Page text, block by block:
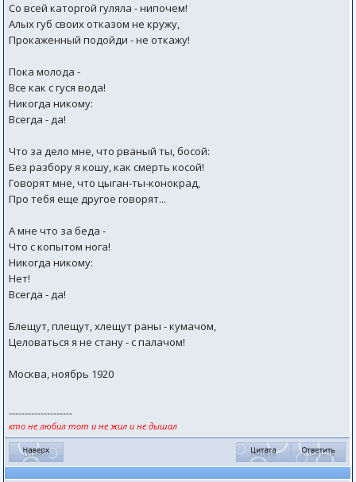
Со всей каторгой гуляла - нипочем!
Алых губ своих отказом не кружу,
Прокаженный подойди - не откажу!
Пока молода -
Все как с гуся вода!
Никогда никому:
Всегда - да!
Что за дело мне, что рваный ты, босой:
Без разбору я кошу, как смерть косой!
Говорят мне, что цыган-ты-конокрад,
Про тебя еще другое говорят...
А мне что за беда -
Что с копытом нога!
Никогда никому:
Нет!
Всегда - да!
Блещут, плещут, хлещут раны - кумачом,
Целоваться я не стану - с палачом!
Москва, ноябрь 1920
--------------------
кто не любил тот и не жил и не дышал